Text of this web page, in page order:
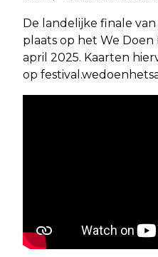
De landelijke finale
plaats op het We Doen
april 2025. Kaarten
op